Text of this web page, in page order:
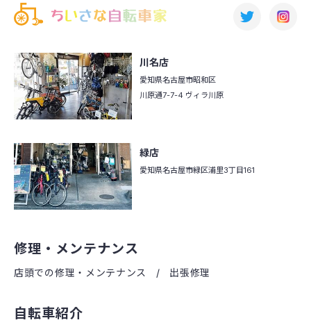
川名店
愛知県名古屋市昭和区
川原通7-7-4 ヴィラ川原
緑店
愛知県名古屋市緑区浦里3丁目161
修理・メンテナンス
店頭での修理・メンテナンス 出張修理
自転車紹介